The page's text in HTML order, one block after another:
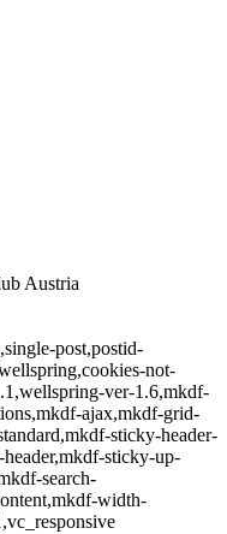
Austria
post,postid-
not-
ver-1.6,mkdf-
ajax,mkdf-grid-
sticky-header-
sticky-up-
search-
width-